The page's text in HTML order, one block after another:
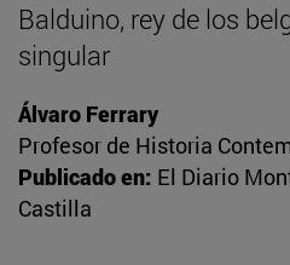
Balduino, rey de los
singular
Álvaro Ferrary
Profesor de Historia
Publicado en: El Diario
Castilla